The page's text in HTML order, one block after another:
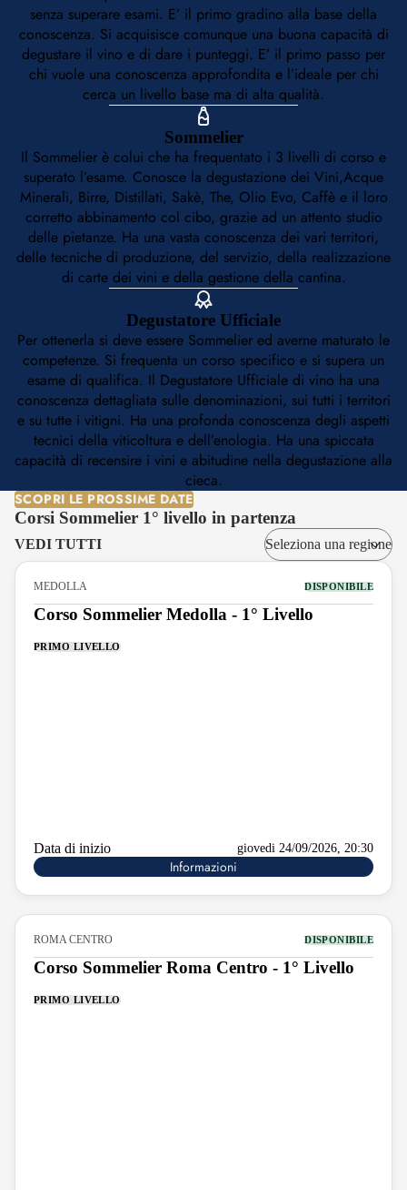
senza superare esami. E’ il primo gradino alla base della
conoscenza. Si acquisisce comunque una buona capacità di
degustare il vino e di dare i punteggi. E’ il primo passo per
chi vuole una conoscenza approfondita e l’ideale per chi
cerca un livello base ma di alta qualità.
Sommelier
Il Sommelier è colui che ha frequentato i 3 livelli di corso e
superato l’esame. Conosce la degustazione dei Vini,Acque
Minerali, Birre, Distillati, Sakè, The, Olio Evo, Caffè e il loro
corretto abbinamento col cibo, grazie ad un attento studio
delle pietanze. Ha una vasta conoscenza dei vari territori,
delle tecniche di produzione, del servizio, della realizzazione
di carte dei vini e della gestione della cantina.
Degustatore Ufficiale
Per ottenerla si deve essere Sommelier ed averne maturato le
competenze. Si frequenta un corso specifico e si supera un
esame di qualifica. Il Degustatore Ufficiale di vino ha una
conoscenza dettagliata sulle denominazioni, sui tutti i territori
e su tutte i vitigni. Ha una profonda conoscenza degli aspetti
tecnici della viticoltura e dell’enologia. Ha una spiccata
capacità di recensire i vini e abitudine nella degustazione alla
cieca.
SCOPRI LE PROSSIME DATE
Corsi Sommelier 1° livello in partenza
VEDI TUTTI
MEDOLLA DISPONIBILE
Corso Sommelier Medolla - 1° Livello
PRIMO LIVELLO
Data di inizio giovedi 24/09/2026, 20:30
Informazioni
ROMA CENTRO DISPONIBILE
Corso Sommelier Roma Centro - 1° Livello
PRIMO LIVELLO